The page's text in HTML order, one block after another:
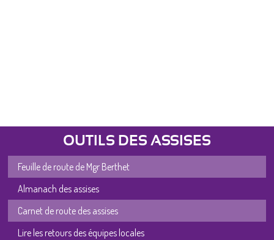
OUTILS DES ASSISES
Feuille de route de Mgr Berthet
Almanach des assises
Carnet de route des assises
Lire les retours des équipes locales